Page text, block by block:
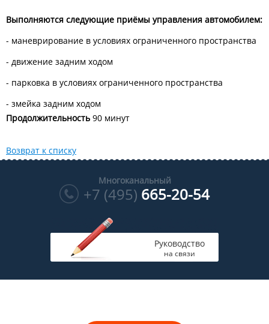
Выполняются следующие приёмы управления автомобилем:
- маневрирование в условиях ограниченного пространства
- движение задним ходом
- парковка в условиях ограниченного пространства
- змейка задним ходом
Продолжительность 90 минут
Возврат к списку
Многоканальный
+7 (495) 665-20-54
Руководство
на связи